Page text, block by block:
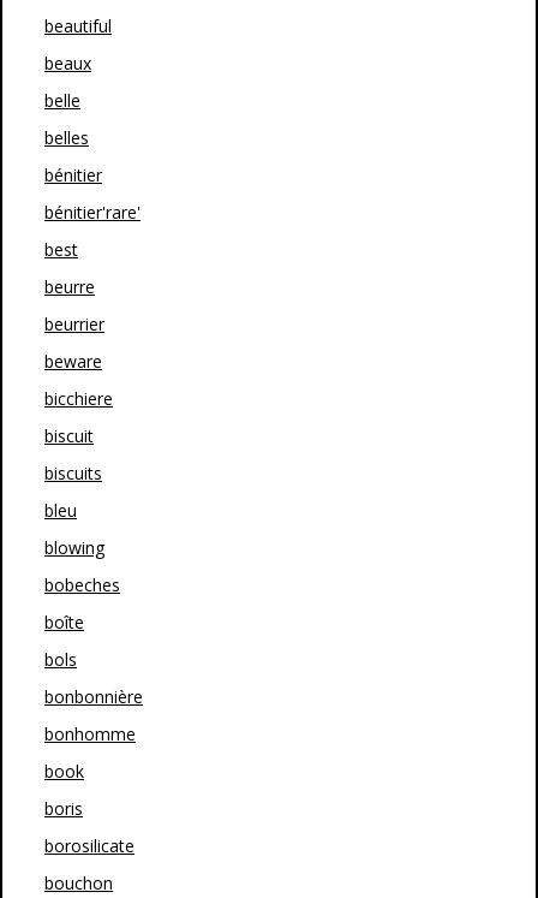
beautiful
beaux
belle
belles
bénitier
bénitier'rare'
best
beurre
beurrier
beware
bicchiere
biscuit
biscuits
bleu
blowing
bobeches
boîte
bols
bonbonnière
bonhomme
book
boris
borosilicate
bouchon